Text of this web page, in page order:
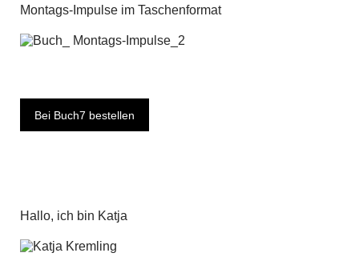
Montags-Impulse im Taschenformat
Bei Buch7 bestellen
Hallo, ich bin Katja